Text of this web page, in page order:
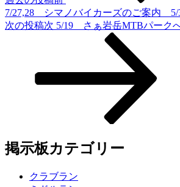
7/27,28 シマノバイカーズのご案内 5/
次の投稿次 5/19 さぁ岩岳MTBパーク
掲示板カテゴリー
クラブラン